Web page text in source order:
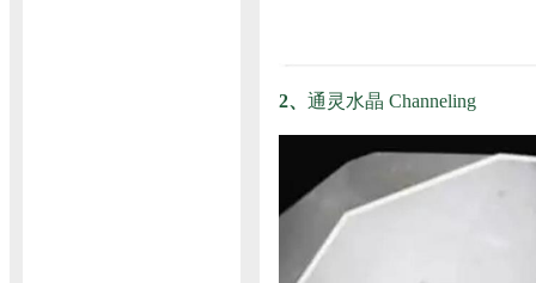
2、 通灵水晶 Channeling